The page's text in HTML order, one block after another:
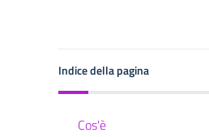
Indice della pagina
Cos'è